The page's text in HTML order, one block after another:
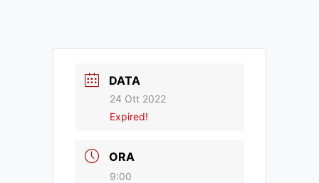
DATA
24 Ott 2022
Expired!
ORA
9:00